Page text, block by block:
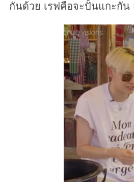
กันด้วย เรฟคือจะปั้นแกะกัน